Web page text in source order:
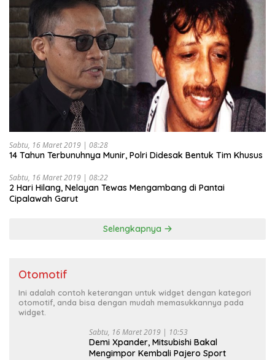
Sabtu, 16 Maret 2019 | 08:28
14 Tahun Terbunuhnya Munir, Polri Didesak Bentuk Tim Khusus
Sabtu, 16 Maret 2019 | 08:22
2 Hari Hilang, Nelayan Tewas Mengambang di Pantai
Cipalawah Garut
Selengkapnya
Otomotif
Ini adalah contoh keterangan untuk widget dengan kategori
otomotif, anda bisa dengan mudah memasukkannya pada
widget.
Sabtu, 16 Maret 2019 | 10:53
Demi Xpander, Mitsubishi Bakal
Mengimpor Kembali Pajero Sport